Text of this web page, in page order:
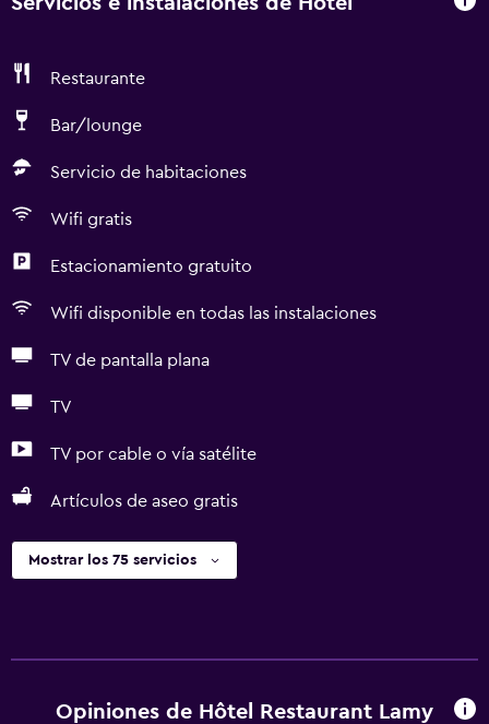
Restaurante
Bar/lounge
Servicio de habitaciones
Wifi gratis
Estacionamiento gratuito
Wifi disponible en todas las instalaciones
TV de pantalla plana
TV
TV por cable o vía satélite
Artículos de aseo gratis
Mostrar los 75 servicios
Opiniones de Hôtel Restaurant Lamy